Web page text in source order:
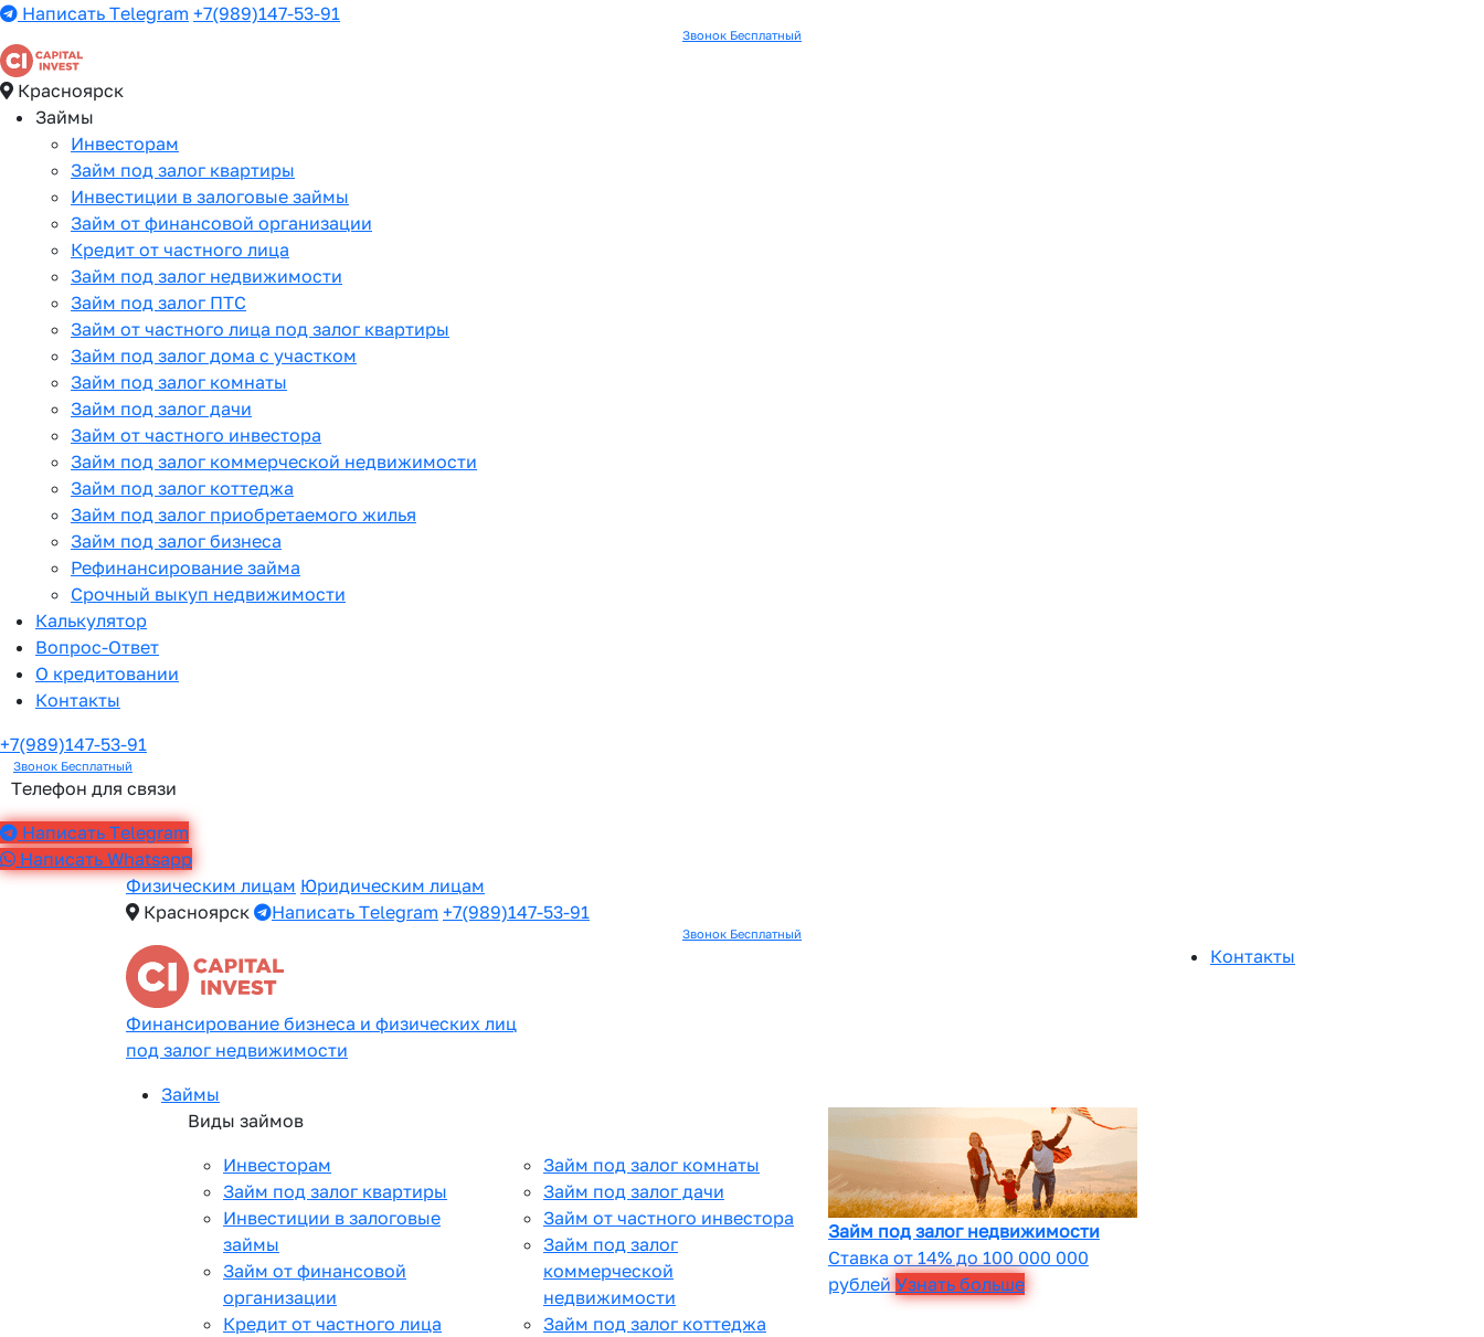
Написать Telegram +7(989)147-53-91
Звонок Бесплатный
Красноярск
Займы
Инвесторам
Займ под залог квартиры
Инвестиции в залоговые займы
Займ от финансовой организации
Кредит от частного лица
Займ под залог недвижимости
Займ под залог ПТС
Займ от частного лица под залог квартиры
Займ под залог дома с участком
Займ под залог комнаты
Займ под залог дачи
Займ от частного инвестора
Займ под залог коммерческой недвижимости
Займ под залог коттеджа
Займ под залог приобретаемого жилья
Займ под залог бизнеса
Рефинансирование займа
Срочный выкуп недвижимости
Калькулятор
Вопрос-Ответ
О кредитовании
Контакты
+7(989)147-53-91
Звонок Бесплатный
Телефон для связи
Написать Telegram
Написать Whatsapp
Физическим лицам Юридическим лицам
Красноярск
Написать Telegram +7(989)147-53-91
Звонок Бесплатный
Финансирование бизнеса и физических лиц
под залог недвижимости
Займы
Виды займов
Инвесторам
Займ под залог квартиры
Инвестиции в залоговые
займы
Займ от финансовой
организации
Кредит от частного лица
Займ под залог комнаты
Займ под залог дачи
Займ от частного инвестора
Займ под залог
коммерческой
недвижимости
Займ под залог коттеджа
Займ под залог недвижимости
Ставка от 14% до 100 000 000
рублей Узнать больше
Контакты